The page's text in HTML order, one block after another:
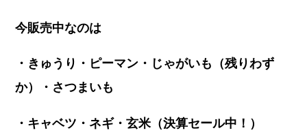
今販売中なのは
・きゅうり・ピーマン・じゃがいも（残りわず
か）・さつまいも
・キャベツ・ネギ・玄米（決算セール中！）